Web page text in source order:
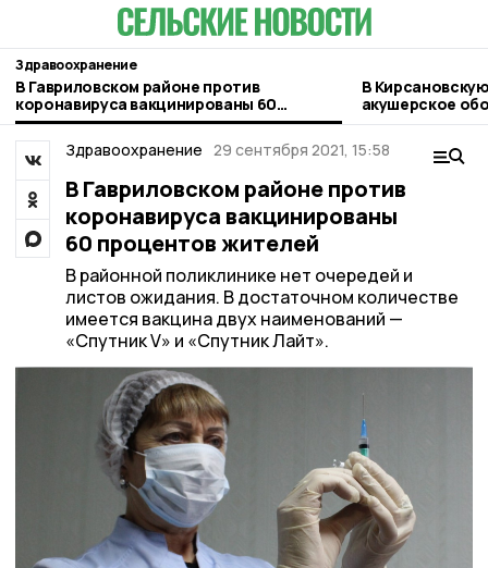
Здравоохранение
В Гавриловском районе против
коронавируса вакцинированы 60
процентов жителей
В
акушерское
Здравоохранение 29 сентября 2021, 15:58
В Гавриловском районе против
коронавируса вакцинированы
60 процентов жителей
В районной поликлинике нет очередей и
листов ожидания. В достаточном количестве
имеется вакцина двух наименований —
«Спутник V» и «Спутник Лайт».